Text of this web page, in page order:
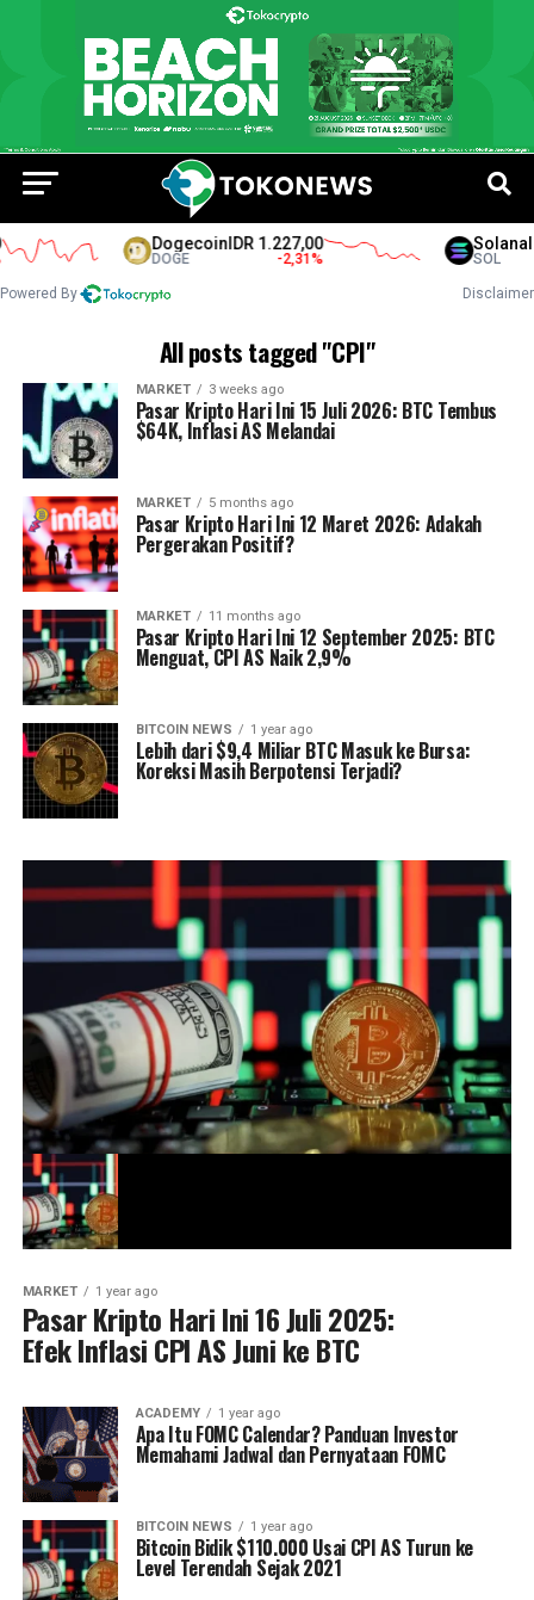
DogecoinIDR 1.227,00
DOGE -2,31 %
Solana
SOL
Powered By Disclaimer
All posts tagged "CPI"
MARKET 3 weeks ago
Pasar Kripto Hari Ini 15 Juli 2026: BTC Tembus
$64K, Inflasi AS Melandai
MARKET 5 months ago
Pasar Kripto Hari Ini 12 Maret 2026: Adakah
Pergerakan Positif?
MARKET 11 months ago
Pasar Kripto Hari Ini 12 September 2025: BTC
Menguat, CPI AS Naik 2,9%
BITCOIN NEWS 1 year ago
Lebih dari $9,4 Miliar BTC Masuk ke Bursa:
Koreksi Masih Berpotensi Terjadi?
MARKET 1 year ago
Pasar Kripto Hari Ini 16 Juli 2025:
Efek Inflasi CPI AS Juni ke BTC
ACADEMY 1 year ago
Apa Itu FOMC Calendar? Panduan Investor
Memahami Jadwal dan Pernyataan FOMC
BITCOIN NEWS 1 year ago
Bitcoin Bidik $110.000 Usai CPI AS Turun ke
Level Terendah Sejak 2021